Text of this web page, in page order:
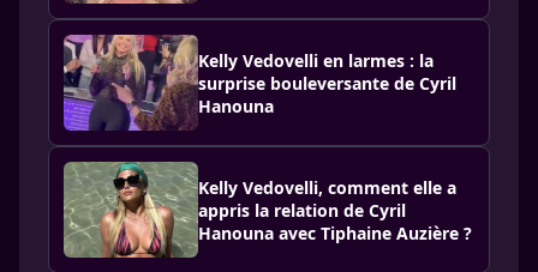
Kelly Vedovelli en larmes : la
surprise bouleversante de Cyril
Hanouna
Kelly Vedovelli, comment elle a
appris la relation de Cyril
Hanouna avec Tiphaine Auzière ?